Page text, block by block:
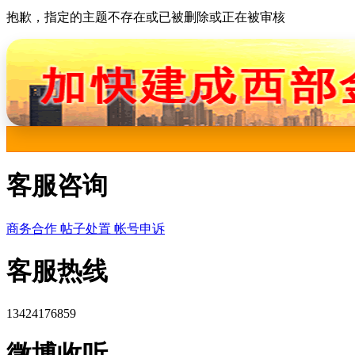
抱歉，指定的主题不存在或已被删除或正在被审核
客服咨询
商务合作 帖子处置 帐号申诉
客服热线
13424176859